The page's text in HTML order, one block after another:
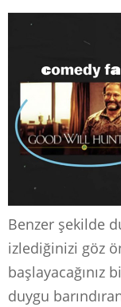
Benzer şekilde
izlediğinizi göz
başlayacağınız
duygu